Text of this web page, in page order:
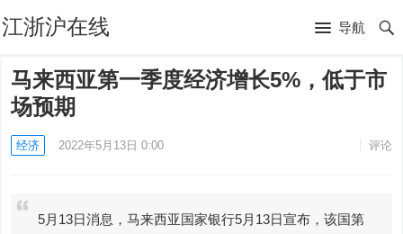
江浙沪在线 导航
马来西亚第一季度经济增长5%，低于市
场预期
经济 2022年5月13日 0:00 评论
5月13日消息，马来西亚国家银行5月13日宣布，该国第